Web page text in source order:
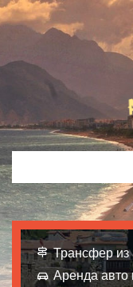
Трансфер из
Аренда авто